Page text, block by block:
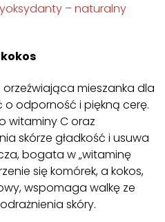
– naturalny
mieszanka dla
odporność i piękną cerę.
witaminy C oraz
skórze gładkość i usuwa
bogata w „witaminę
się komórek, a kokos,
wspomaga walkę ze
skóry.